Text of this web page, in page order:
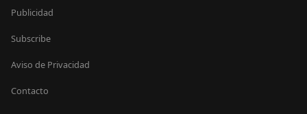
Publicidad
Subscribe
Aviso de Privacidad
Contacto